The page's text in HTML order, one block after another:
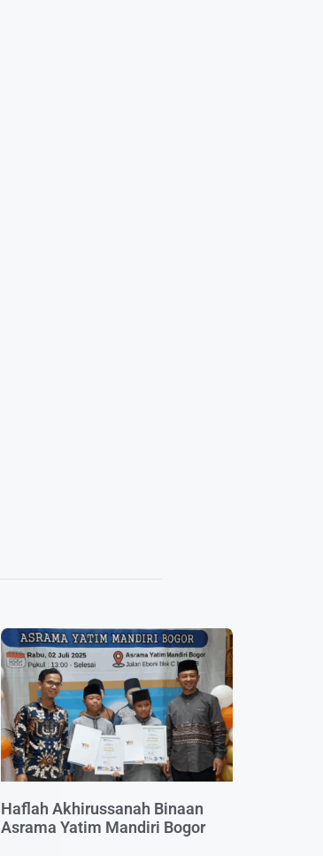
Haflah Akhirussanah Binaan
Asrama Yatim Mandiri Bogor